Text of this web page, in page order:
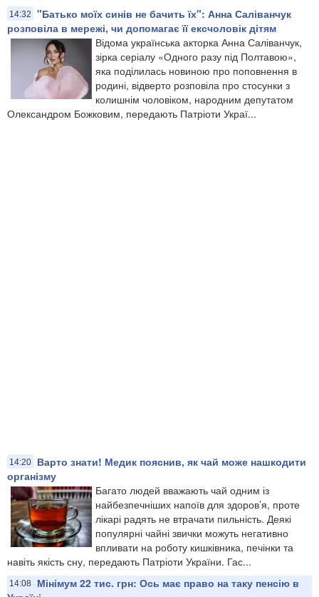
14:32
"Батько моїх синів не бачить їх": Анна Саліванчук
розповіла в мережі, чи допомагає її ексчоловік дітям
Відома українська акторка Анна Саліванчук,
зірка серіалу «Одного разу під Полтавою»,
яка поділилась новиною про поповнення в
родині, відверто розповіла про стосунки з
колишнім чоловіком, народним депутатом
Олександром Божковим, передають Патріоти Украї...
14:20
Варто знати! Медик пояснив, як чай може нашкодити
організму
Багато людей вважають чай одним із
найбезпечніших напоїв для здоров’я, проте
лікарі радять не втрачати пильність. Деякі
популярні чайні звички можуть негативно
впливати на роботу кишківника, печінки та
навіть якість сну, передають Патріоти України. Гас...
14:08
Мінімум 22 тис. грн: Ось має право на таку пенсію в